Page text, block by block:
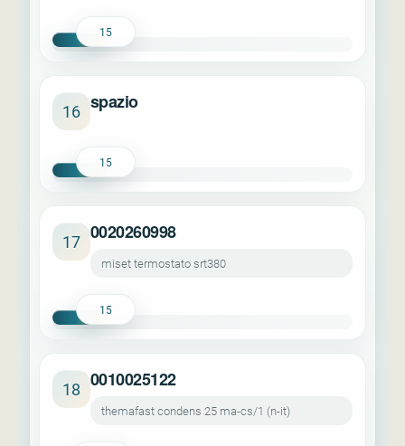
15
16 spazio
15
17 0020260998
miset termostato srt380
15
18 0010025122
themafast condens 25 ma-cs/1 (n-it)